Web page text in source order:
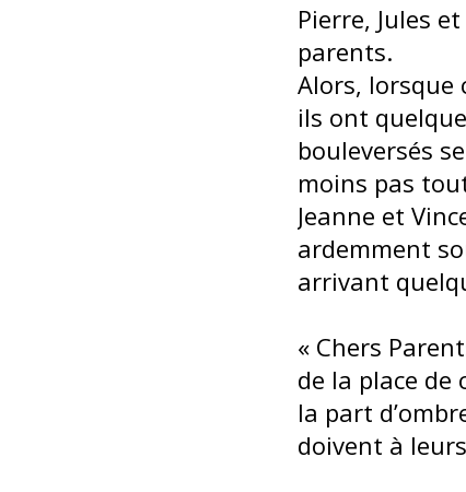
Pierre, Jules
parents.
Alors, lorsque
ils ont
bouleversés
moins pas
Jeanne et
ardemment
arrivant
« Chers
de la place de
la part
doivent à